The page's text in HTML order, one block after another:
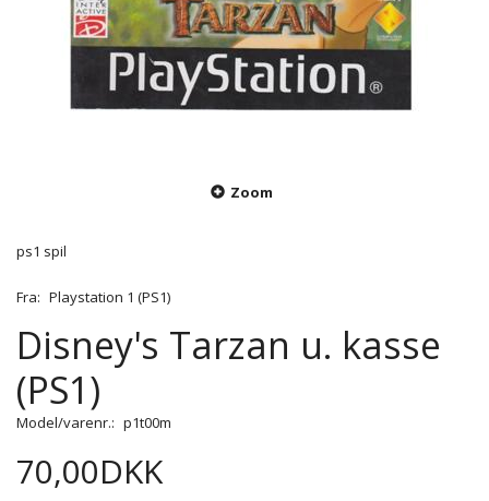
Zoom
ps1 spil
Fra: Playstation 1 (PS1)
Disney's Tarzan u. kasse
(PS1)
Model/varenr.: p1t00m
70,00DKK